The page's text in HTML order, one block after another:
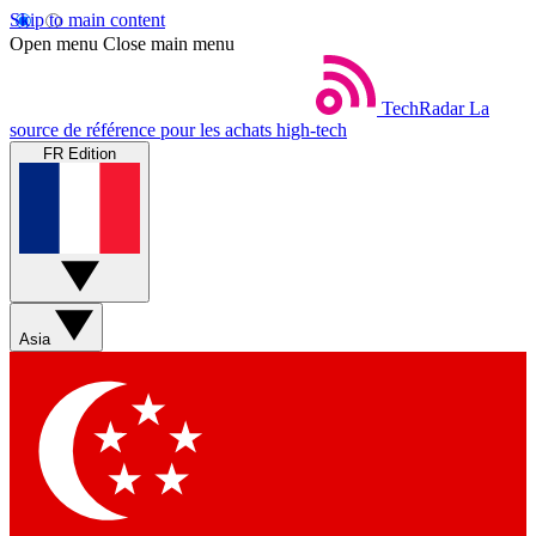
Skip to main content
Open menu Close main menu
TechRadar La
source de référence pour les achats high-tech
FR Edition
Asia